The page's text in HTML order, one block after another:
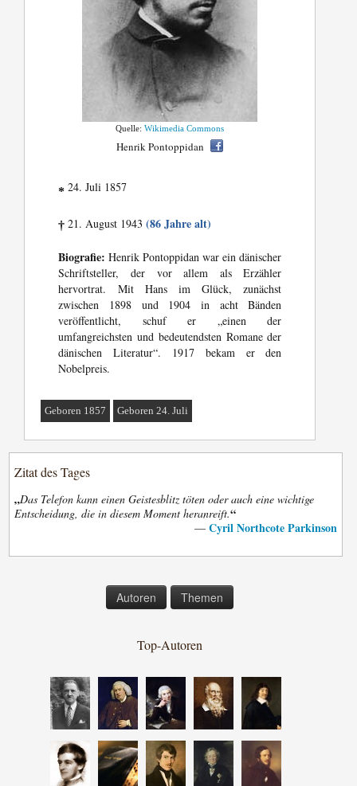
Quelle:Wikimedia Commons
Henrik Pontoppidan
* 24. Juli 1857
† 21. August 1943(86 Jahre alt)
Biografie: Henrik Pontoppidan war ein dänischer
Schriftsteller, der vor allem als Erzähler
hervortrat. Mit Hans im Glück, zunächst
zwischen 1898 und 1904 in acht Bänden
veröffentlicht, schuf er „einen der
umfangreichsten und bedeutendsten Romane der
dänischen Literatur“. 1917 bekam er den
Nobelpreis.
Geboren 1857 Geboren 24. Juli
Zitat des Tages
„Das Telefon kann einen Geistesblitz töten oder auch eine wichtige
Entscheidung, die in diesem Moment heranreift.“
— Cyril Northcote Parkinson
Autoren Themen
Top-Autoren